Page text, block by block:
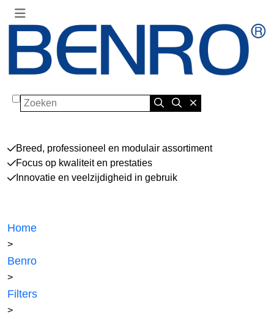
Zoeken
Breed, professioneel en modulair assortiment
Focus op kwaliteit en prestaties
Innovatie en veelzijdigheid in gebruik
Home
>
Benro
>
Filters
>